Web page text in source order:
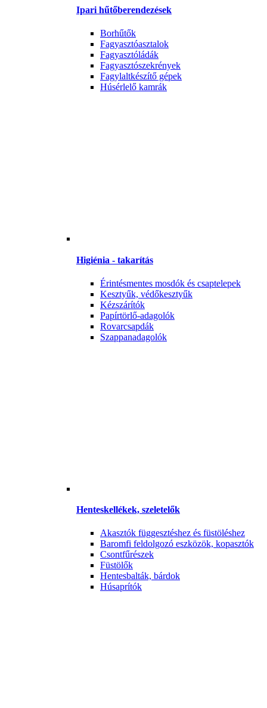
Ipari hűtőberendezések
Borhűtők
Fagyasztóasztalok
Fagyasztóládák
Fagyasztószekrények
Fagylaltkészítő gépek
Húsérlelő kamrák
Higiénia - takarítás
Érintésmentes mosdók és csaptelepek
Kesztyűk, védőkesztyűk
Kézszárítók
Papírtörlő-adagolók
Rovarcsapdák
Szappanadagolók
Henteskellékek, szeletelők
Akasztók függesztéshez és füstöléshez
Baromfi feldolgozó eszközök, kopasztók
Csontfűrészek
Füstölők
Hentesbalták, bárdok
Húsaprítók